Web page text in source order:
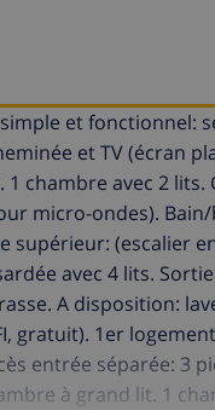
et fonctionnel:
et TV (écran
1 chambre avec 2 lits.
micro-ondes).
supérieur: (escalier
avec 4 lits.
A disposition:
gratuit). 1er
entrée séparée: 3
à grand lit. 1